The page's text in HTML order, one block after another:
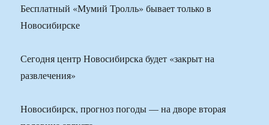
Бесплатный «Мумий Тролль» бывает только в
Новосибирске
Сегодня центр Новосибирска будет «закрыт на
развлечения»
Новосибирск, прогноз погоды — на дворе вторая